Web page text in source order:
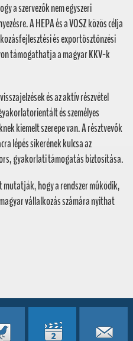
a szervezők nem egyszeri
A HEPA és a VOSZ közös célja
és exportösztönzési
támogathatja a magyar KKV-k
és az aktív részvétel
és személyes
kiemelt szerepe van. A résztvevők
lépés sikerének kulcsa az
gyakorlati támogatás biztosítása.
hogy a rendszer működik,
vállalkozás számára nyithat